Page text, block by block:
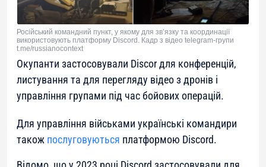
Російський командний пункт, у якому для зв’язку та координації
використовують платформу Discord. Кадр з відео telegram-групи
t.me/russianocontext
Окупанти застосовували Discor для конференцій,
листування та для перегляду відео з дронів і
управління групами під час бойових операцій.
Для управління військами українські командири
також послуговуються платформою Discоrd.